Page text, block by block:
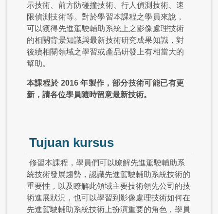
示技術、前方防碰撞技術、行人偵測技術、速
限偵測技術等。對於學習本課程之學員來說，
可以獲得先進駕駛輔助系統上之影像處理技術
的相關背景知識與最新技術研究成果知識，對
後續相關領域之學習或產品研發上有相當大的
幫助。
本課程於 2016 年製作，部分技術可能已有更
新，請各位學員隨時留意最新技術。
Tujuan kursus
修習本課程，學員們可以瞭解先進駕駛輔助系
統技術發展趨勢，認識先進駕駛輔助系統技術的
重要性，以及瞭解此領域主要技術領先公司的技
術進展狀況，也可以學習到影像處理技術如何在
先進駕駛輔助系統技術上扮演重要的角色，學員